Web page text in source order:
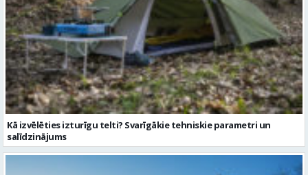
Kā izvēlēties izturīgu telti? Svarīgākie tehniskie parametri un
salīdzinājums